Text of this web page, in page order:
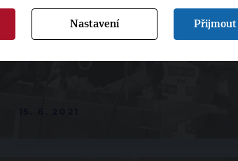
Nastavení Přijmout